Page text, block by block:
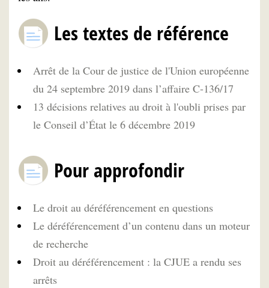
Les textes de référence
Arrêt de la Cour de justice de l'Union européenne
du 24 septembre 2019 dans l’affaire C-136/17
13 décisions relatives au droit à l'oubli prises par
le Conseil d’État le 6 décembre 2019
Pour approfondir
Le droit au déréférencement en questions
Le déréférencement d’un contenu dans un moteur
de recherche
Droit au déréférencement : la CJUE a rendu ses
arrêts